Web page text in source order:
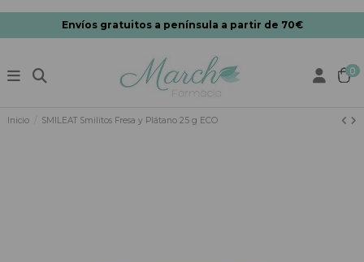
Envíos gratuitos a península a partir de 70€
0
Inicio SMILEAT Smilitos Fresa y Plátano 25 g ECO